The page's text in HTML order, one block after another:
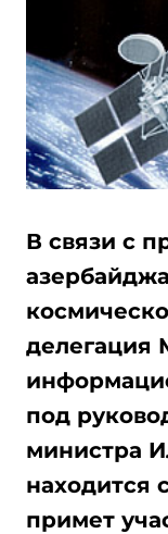
В связи с
делегация
под
министра
находится
примет